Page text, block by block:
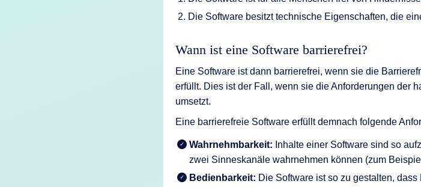
Die Software besitzt technische Eigenschaften, die
Wann ist eine Software barrierefrei?
Eine Software ist dann barrierefrei, wenn sie die
erfüllt. Dies ist der Fall, wenn sie die Anforderungen der
umsetzt.
Eine barrierefreie Software erfüllt demnach folgende
Wahrnehmbarkeit: Inhalte einer Software sind so
zwei Sinneskanäle wahrnehmen können (zum
Bedienbarkeit: Die Software ist so zu gestalten,